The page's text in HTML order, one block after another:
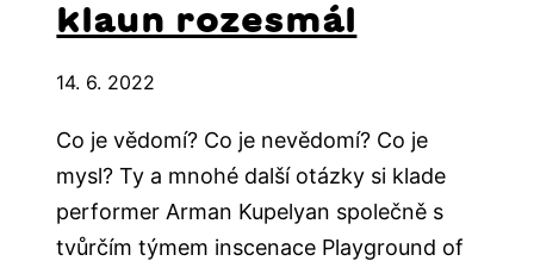
klaun rozesmál
14. 6. 2022
Co je vědomí? Co je nevědomí? Co je
mysl? Ty a mnohé další otázky si klade
performer Arman Kupelyan společně s
tvůrčím týmem inscenace Playground of